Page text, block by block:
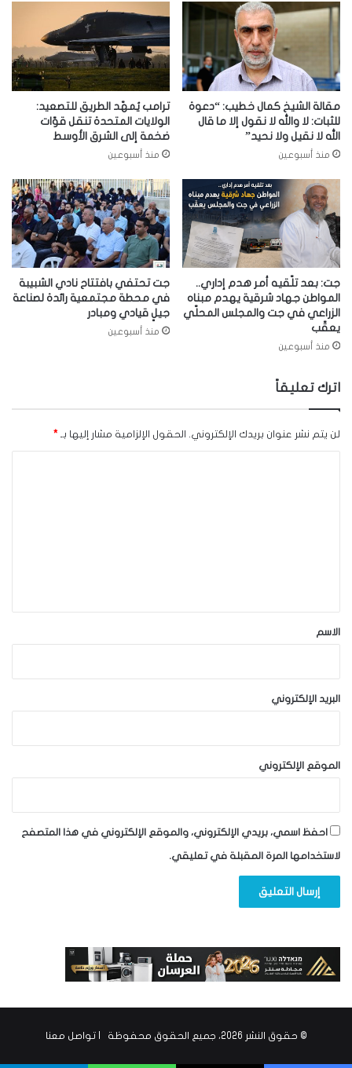
مقالة الشيخ كمال خطيب: “دعوة
للثبات: لا والله لا نقول إلا ما قال
الله لا نقيل ولا نحيد”
منذ أسبوعين
ترامب يُمهّد الطريق للتصعيد:
الولايات المتحدة تنقل قوّات
ضخمة إلى الشرق الأوسط
منذ أسبوعين
جت: بعد تلّقيه أمر هدم إداري..
المواطن جهاد شرقية يهدم مبناه
الزراعي في جت والمجلس المحلّي
يعقّب
منذ أسبوعين
جت تحتفي بافتتاح نادي الشبيبة
في محطة مجتمعية رائدة لصناعة
جيلٍ قيادي ومبادر
منذ أسبوعين
اترك تعليقاً
لن يتم نشر عنوان بريدك الإلكتروني. الحقول الإلزامية مشار إليها بـ *
*الاسم
البريد الإلكتروني
الموقع الإلكتروني
احفظ اسمي، بريدي الإلكتروني، والموقع الإلكتروني في هذا المتصفح
لاستخدامها المرة المقبلة في تعليقي.
© حقوق النشر 2026، جميع الحقوق محفوظة | تواصل معنا